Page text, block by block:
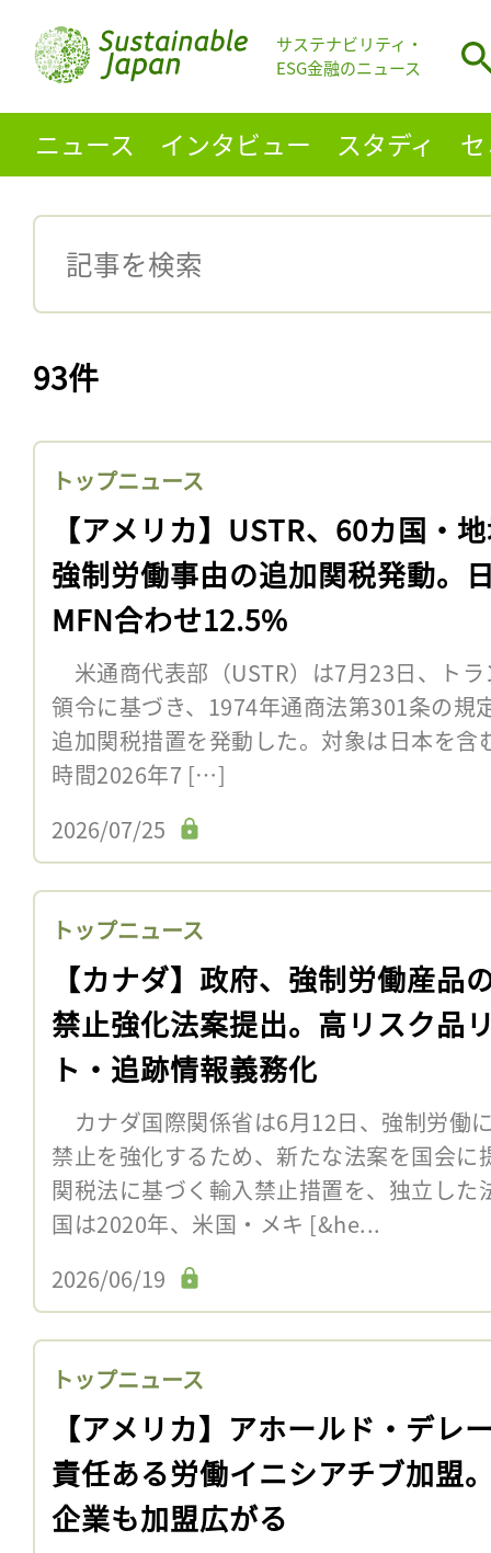
サステナビリティ・
ESG金融のニュース
ニュース インタビュー スタディ
93件
トップニュース
【アメリカ】USTR、60カ国・
強制労働事由の追加関税発動。
MFN合わせ12.5%
米通商代表部（USTR）は7月23日、ト
領令に基づき、1974年通商法第301条の規
追加関税措置を発動した。対象は日本を
時間2026年7 […]
2026/07/25
トップニュース
【カナダ】政府、強制労働産品
禁止強化法案提出。高リスク品
ト・追跡情報義務化
カナダ国際関係省は6月12日、強制労働
禁止を強化するため、新たな法案を国会
関税法に基づく輸入禁止措置を、独立し
国は2020年、米国・メキ [&he...
2026/06/19
トップニュース
【アメリカ】アホールド・デレ
責任ある労働イニシアチブ加盟
企業も加盟広がる